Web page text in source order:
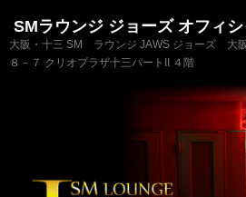
SMラウンジ ジョーズ オフィ
大阪・十三 SM ラウンジ JAWS ジョーズ 大
８－７ クリオプラザ十三パートII ４階